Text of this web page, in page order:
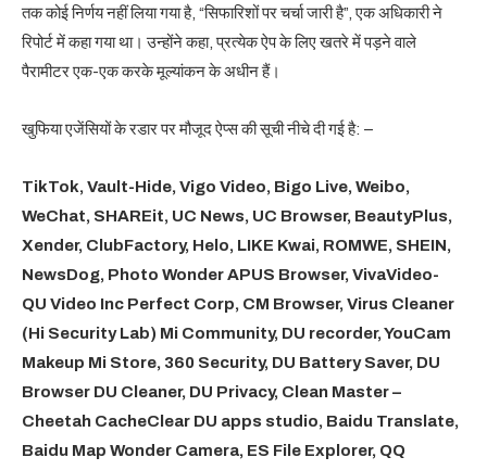
तक कोई निर्णय नहीं लिया गया है, “सिफारिशों पर चर्चा जारी है”, एक अधिकारी ने
रिपोर्ट में कहा गया था। उन्होंने कहा, प्रत्येक ऐप के लिए खतरे में पड़ने वाले
पैरामीटर एक-एक करके मूल्यांकन के अधीन हैं।
खुफिया एजेंसियों के रडार पर मौजूद ऐप्स की सूची नीचे दी गई है: –
TikTok, Vault-Hide, Vigo Video, Bigo Live, Weibo,
WeChat, SHAREit, UC News, UC Browser, BeautyPlus,
Xender, ClubFactory, Helo, LIKE Kwai, ROMWE, SHEIN,
NewsDog, Photo Wonder APUS Browser, VivaVideo-
QU Video Inc Perfect Corp, CM Browser, Virus Cleaner
(Hi Security Lab) Mi Community, DU recorder, YouCam
Makeup Mi Store, 360 Security, DU Battery Saver, DU
Browser DU Cleaner, DU Privacy, Clean Master –
Cheetah CacheClear DU apps studio, Baidu Translate,
Baidu Map Wonder Camera, ES File Explorer, QQ